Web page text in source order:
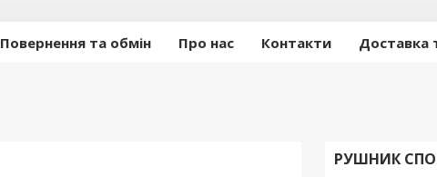
Повернення та обмін Про нас Контакти Доставка
РУШНИК